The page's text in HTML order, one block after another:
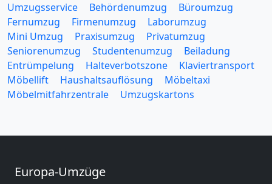
Umzugsservice Behördenumzug
Büroumzug
Fernumzug
Firmenumzug
Laborumzug
Mini Umzug
Praxisumzug
Privatumzug
Seniorenumzug
Studentenumzug
Beiladung
Entrümpelung
Halteverbotszone
Klaviertransport
Möbellift
Haushaltsauflösung
Möbeltaxi
Möbelmitfahrzentrale
Umzugskartons
Europa-Umzüge